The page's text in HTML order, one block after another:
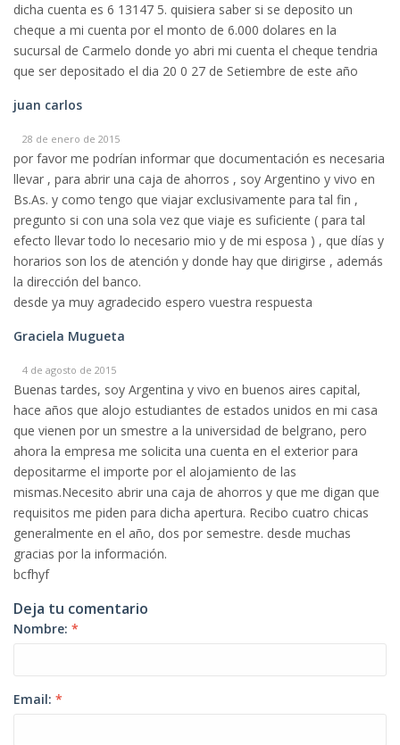
dicha cuenta es 6 13147 5. quisiera saber si se deposito un
cheque a mi cuenta por el monto de 6.000 dolares en la
sucursal de Carmelo donde yo abri mi cuenta el cheque tendria
que ser depositado el dia 20 0 27 de Setiembre de este año
juan carlos
28 de enero de 2015
por favor me podrían informar que documentación es necesaria
llevar , para abrir una caja de ahorros , soy Argentino y vivo en
Bs.As. y como tengo que viajar exclusivamente para tal fin ,
pregunto si con una sola vez que viaje es suficiente ( para tal
efecto llevar todo lo necesario mio y de mi esposa ) , que días y
horarios son los de atención y donde hay que dirigirse , además
la dirección del banco.
desde ya muy agradecido espero vuestra respuesta
Graciela Mugueta
4 de agosto de 2015
Buenas tardes, soy Argentina y vivo en buenos aires capital,
hace años que alojo estudiantes de estados unidos en mi casa
que vienen por un smestre a la universidad de belgrano, pero
ahora la empresa me solicita una cuenta en el exterior para
depositarme el importe por el alojamiento de las
mismas.Necesito abrir una caja de ahorros y que me digan que
requisitos me piden para dicha apertura. Recibo cuatro chicas
generalmente en el año, dos por semestre. desde muchas
gracias por la información.
bcfhyf
Deja tu comentario
Nombre: *
Email: *